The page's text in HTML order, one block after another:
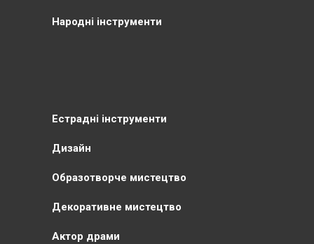
Народні інструменти
Естрадні інструменти
Дизайн
Образотворче мистецтво
Декоративне мистецтво
Актор драми